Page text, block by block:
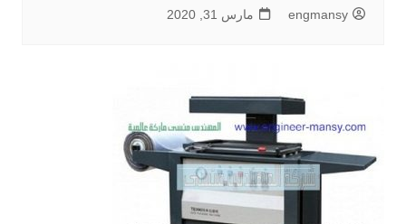
engmansy مارس 31, 2020